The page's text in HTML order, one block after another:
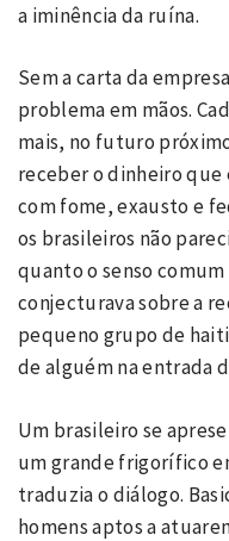
a iminência da ruína.
Sem a carta da
problema em mãos.
mais, no futuro
receber o dinheiro que
com fome, exausto e
os brasileiros não
quanto o senso
conjecturava sobre a
pequeno grupo de
de alguém na entrada
Um brasileiro se
um grande frigorífico
traduzia o diálogo.
homens aptos a